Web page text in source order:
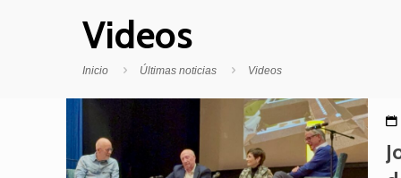
Videos
Inicio Últimas noticias Videos